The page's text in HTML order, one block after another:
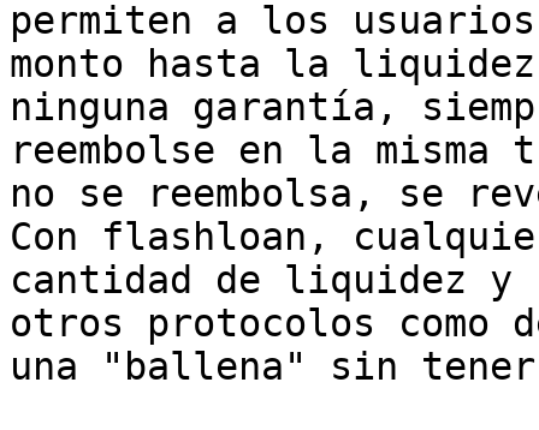
permiten a los
monto hasta la
ninguna garantía,
reembolse en la
no se reembolsa, se
Con flashloan,
cantidad de liquidez
otros protocolos como
una "ballena" sin